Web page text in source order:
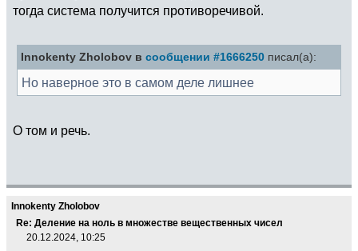
тогда система получится противоречивой.
Innokenty Zholobov в сообщении #1666250 писал(а):
Но наверное это в самом деле лишнее
О том и речь.
Innokenty Zholobov
Re: Деление на ноль в множестве вещественных чисел
20.12.2024, 10:25